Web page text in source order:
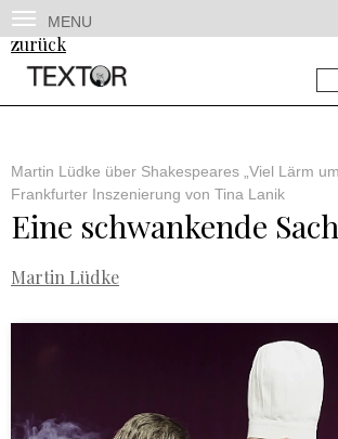
MENU
zurück
Martin Lüdke über Shakespeares „Viel Lärm
Frankfurter Inszenierung von Tina Lanik
Eine schwankende
Martin Lüdke